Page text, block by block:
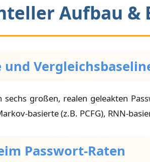
Aufbau &
und
großen, realen geleakten
basierte (z.B. PCFG), RNN-
Passwort-Raten